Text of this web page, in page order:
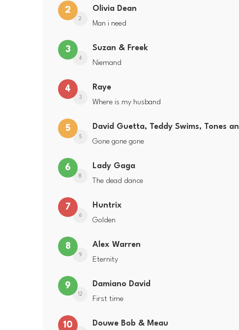
2
2
Olivia Dean
Man i need
3
4
Suzan & Freek
Niemand
4
3
Raye
Where is my husband
5
5
David Guetta, Teddy Swims, Tones
Gone gone gone
6
8
Lady Gaga
The dead dance
7
6
Huntrix
Golden
8
9
Alex Warren
Eternity
9
12
Damiano David
First time
10 Douwe Bob & Meau